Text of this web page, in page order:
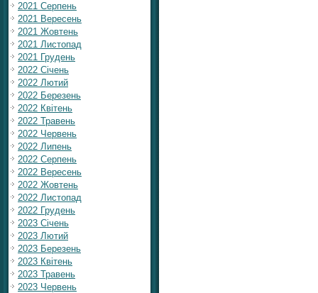
2021 Серпень
2021 Вересень
2021 Жовтень
2021 Листопад
2021 Грудень
2022 Січень
2022 Лютий
2022 Березень
2022 Квітень
2022 Травень
2022 Червень
2022 Липень
2022 Серпень
2022 Вересень
2022 Жовтень
2022 Листопад
2022 Грудень
2023 Січень
2023 Лютий
2023 Березень
2023 Квітень
2023 Травень
2023 Червень